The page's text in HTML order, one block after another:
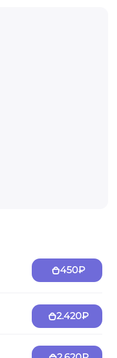
450₽
2.420₽